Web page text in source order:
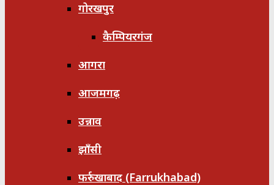
गोरखपुर
कैम्पियरगंज
आगरा
आजमगढ़
उन्नाव
झाँसी
फर्रुखाबाद (Farrukhabad)